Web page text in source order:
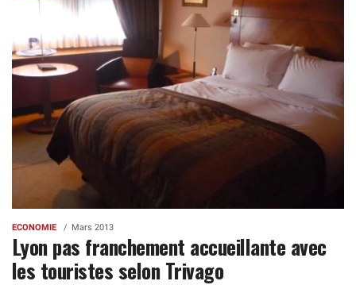
ECONOMIE Mars 2013
Lyon pas franchement accueillante avec
les touristes selon Trivago